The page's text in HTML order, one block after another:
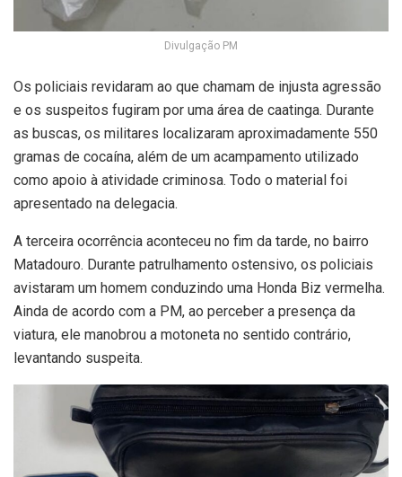
Divulgação PM
Os policiais revidaram ao que chamam de injusta agressão
e os suspeitos fugiram por uma área de caatinga. Durante
as buscas, os militares localizaram aproximadamente 550
gramas de cocaína, além de um acampamento utilizado
como apoio à atividade criminosa. Todo o material foi
apresentado na delegacia.
A terceira ocorrência aconteceu no fim da tarde, no bairro
Matadouro. Durante patrulhamento ostensivo, os policiais
avistaram um homem conduzindo uma Honda Biz vermelha.
Ainda de acordo com a PM, ao perceber a presença da
viatura, ele manobrou a motoneta no sentido contrário,
levantando suspeita.